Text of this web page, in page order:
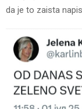
da je to zaista